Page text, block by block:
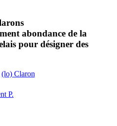
abondance de la
pour désigner des
(lo) Claron
P.